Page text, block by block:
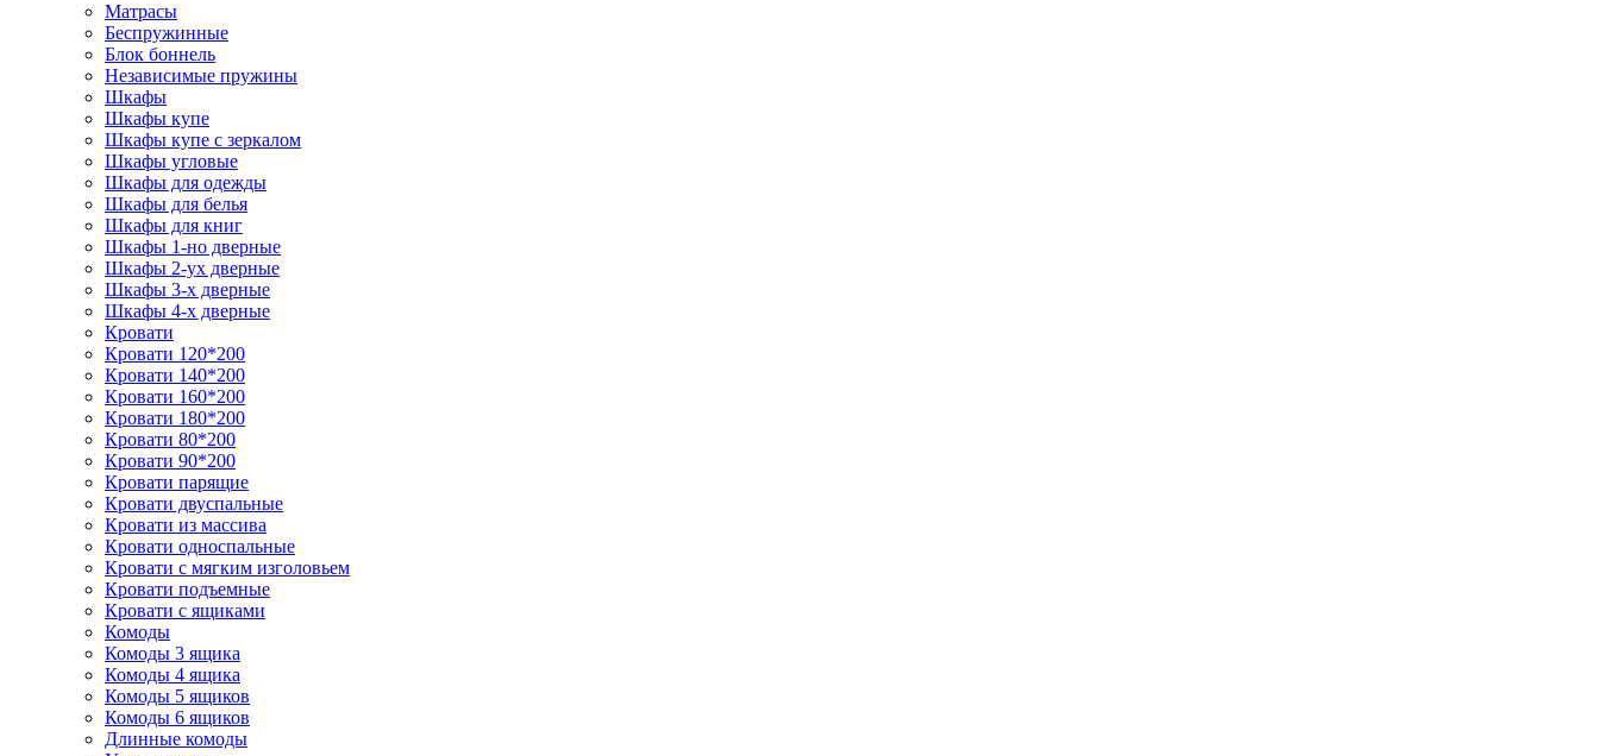
Матрасы
Беспружинные
Блок боннель
Независимые пружины
Шкафы
Шкафы купе
Шкафы купе с зеркалом
Шкафы угловые
Шкафы для одежды
Шкафы для белья
Шкафы для книг
Шкафы 1-но дверные
Шкафы 2-ух дверные
Шкафы 3-х дверные
Шкафы 4-х дверные
Кровати
Кровати 120*200
Кровати 140*200
Кровати 160*200
Кровати 180*200
Кровати 80*200
Кровати 90*200
Кровати парящие
Кровати двуспальные
Кровати из массива
Кровати односпальные
Кровати с мягким изголовьем
Кровати подъемные
Кровати с ящиками
Комоды
Комоды 3 ящика
Комоды 4 ящика
Комоды 5 ящиков
Комоды 6 ящиков
Длинные комоды